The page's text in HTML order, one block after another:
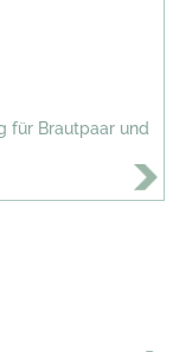
für Brautpaar und